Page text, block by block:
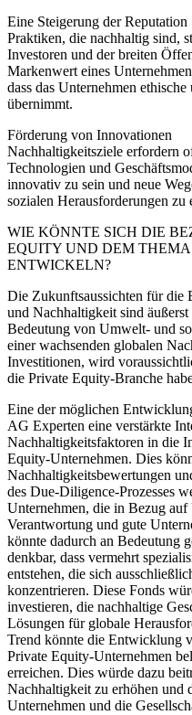
Eine Steigerung der Reputation
Praktiken, die nachhaltig sind,
Investoren und der breiten
Markenwert eines
dass das Unternehmen
übernimmt.
Förderung von Innovationen
Nachhaltigkeitsziele erfordern
Technologien und
innovativ zu sein und neue
sozialen Herausforderungen zu
WIE KÖNNTE SICH DIE
EQUITY UND DEM
ENTWICKELN?
Die Zukunftsaussichten für die
und Nachhaltigkeit sind
Bedeutung von Umwelt- und
einer wachsenden globalen
Investitionen, wird
die Private Equity-Branche
Eine der möglichen
AG Experten eine verstärkte
Nachhaltigkeitsfaktoren in die
Equity-Unternehmen. Dies
Nachhaltigkeitsbewertungen
des Due-Diligence-Prozesses
Unternehmen, die in Bezug
Verantwortung und gute
könnte dadurch an Bedeutung
denkbar, dass vermehrt
entstehen, die sich
konzentrieren. Diese Fonds
investieren, die nachhaltige
Lösungen für globale
Trend könnte die Entwicklung
Private Equity-Unternehmen
erreichen. Dies würde dazu
Nachhaltigkeit zu erhöhen und
Unternehmen und die